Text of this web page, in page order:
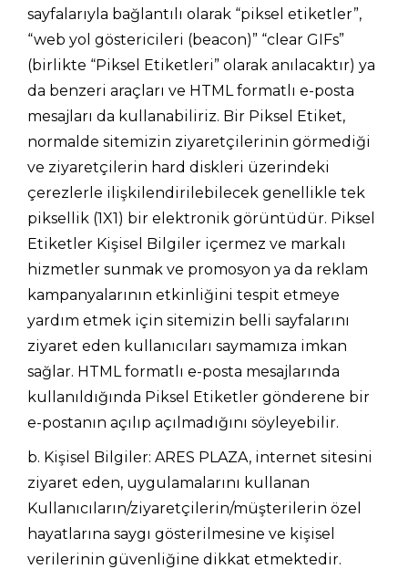
sayfalarıyla bağlantılı olarak “piksel etiketler”,
“web yol göstericileri (beacon)” “clear GIFs”
(birlikte “Piksel Etiketleri” olarak anılacaktır) ya
da benzeri araçları ve HTML formatlı e-posta
mesajları da kullanabiliriz. Bir Piksel Etiket,
normalde sitemizin ziyaretçilerinin görmediği
ve ziyaretçilerin hard diskleri üzerindeki
çerezlerle ilişkilendirilebilecek genellikle tek
piksellik (1X1) bir elektronik görüntüdür. Piksel
Etiketler Kişisel Bilgiler içermez ve markalı
hizmetler sunmak ve promosyon ya da reklam
kampanyalarının etkinliğini tespit etmeye
yardım etmek için sitemizin belli sayfalarını
ziyaret eden kullanıcıları saymamıza imkan
sağlar. HTML formatlı e-posta mesajlarında
kullanıldığında Piksel Etiketler gönderene bir
e-postanın açılıp açılmadığını söyleyebilir.
b. Kişisel Bilgiler: ARES PLAZA, internet sitesini
ziyaret eden, uygulamalarını kullanan
Kullanıcıların/ziyaretçilerin/müşterilerin özel
hayatlarına saygı gösterilmesine ve kişisel
verilerinin güvenliğine dikkat etmektedir.